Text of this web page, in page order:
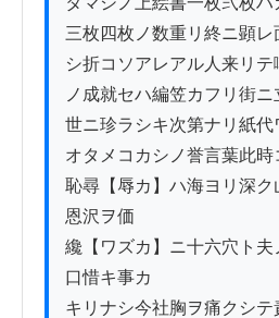
三枚四枚ノ数重リ終ニ顕レ
シ折コソアレアル人来リ
ノ成就セハ編笠カフリ街
世ニ珍ラシキ次第ナリ紙代
オタメコカシノ誉言葉此
恥尋【辱カ】ハ海ヨリ深ク
恩沢ヲ価
纔【ワズカ】ニ十六穴ト夫
口惜キ事カ
キリナシ今社胸ヲ痛クシテ